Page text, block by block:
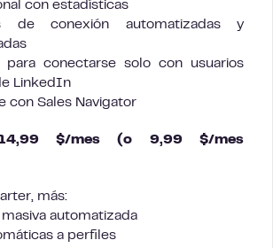
con estadísticas
de conexión automatizadas y
para conectarse solo con usuarios
LinkedIn
con Sales Navigator
$/mes (o 9,99 $/mes
más:
masiva automatizada
a perfiles